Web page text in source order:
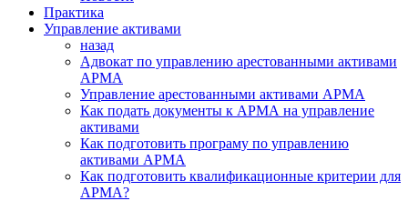
Практика
Управление активами
назад
Адвокат по управлению арестованными активами
АРМА
Управление арестованными активами АРМА
Как подать документы к АРМА на управление
активами
Как подготовить програму по управлению
активами АРМА
Как подготовить квалификационные критерии для
АРМА?